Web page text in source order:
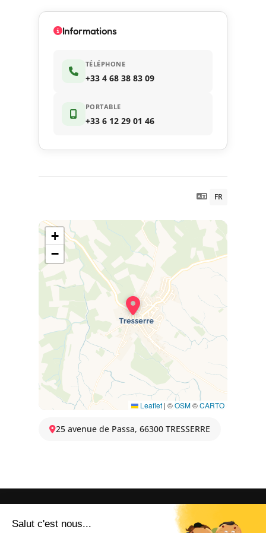
FR
+
−
Leaflet | ©OSM©CARTO
25 avenue de Passa, 66300 TRESSERRE
Informations
TÉLÉPHONE
+33 4 68 38 83 09
PORTABLE
+33 6 12 29 01 46